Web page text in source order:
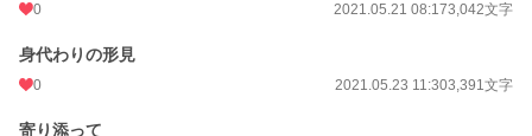
0 2021.05.21 08:173,042文字
身代わりの形見
0 2021.05.23 11:303,391文字
寄り添って